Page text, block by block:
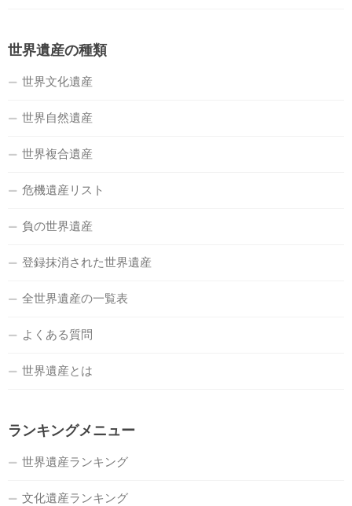
世界遺産の種類
世界文化遺産
世界自然遺産
世界複合遺産
危機遺産リスト
負の世界遺産
登録抹消された世界遺産
全世界遺産の一覧表
よくある質問
世界遺産とは
ランキングメニュー
世界遺産ランキング
文化遺産ランキング